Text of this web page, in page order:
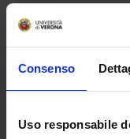
Consenso
Uso responsabile
PROJECTS
ASSIGNMENTS